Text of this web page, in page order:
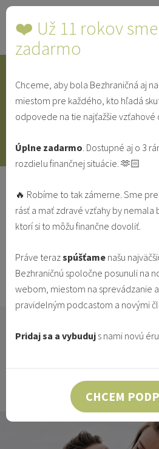
IDENTITA SINGLE
Aké mám mať
budúceho partnera?
PRE ŽENY SINGLE VO VZŤAHU
Lucia Janečková
10.1.2016 Vzťahy & Identita
nachádzame medzi
požiadaviek, ktoré musí Pán
❤️ Už 11 rokov
zadarmo
Chceme, aby bola Bezhraničná aj
miestom pre každého, kto hľadá
odpovede na tie najťažšie vzťahové
Úplne zadarmo. Dostupné aj o 3
rozdielu finančnej situácie. 🫶🏻
🔥 Robíme to tak zámerne. Sme
rásť a mať zdravé vzťahy by
ktorí si to môžu finančne dovoliť.
Práve terazspúšťame našu
Bezhraničnú spoločne posunuli na
webom, miestom na sprevádzanie
pravidelným podcastom a novými
Pridaj sa a vybuduj s nami novú
CHCEM